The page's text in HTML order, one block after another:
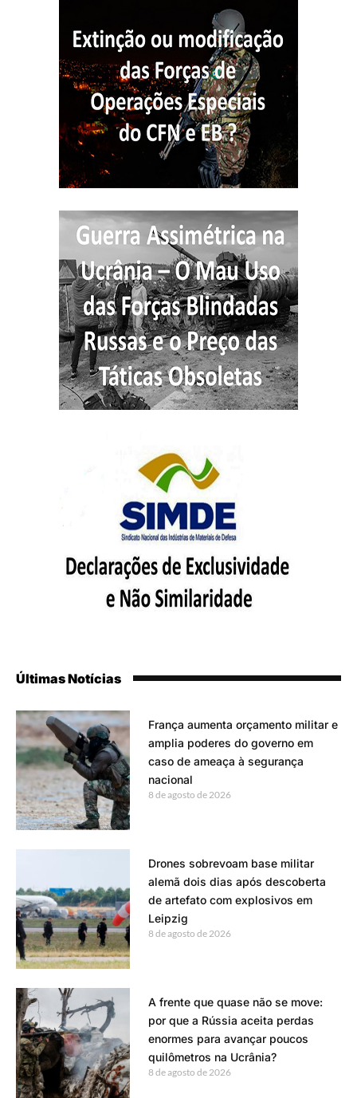
Últimas Notícias
França aumenta orçamento militar e
amplia poderes do governo em
caso de ameaça à segurança
nacional
8 de agosto de 2026
Drones sobrevoam base militar
alemã dois dias após descoberta
de artefato com explosivos em
Leipzig
8 de agosto de 2026
A frente que quase não se move:
por que a Rússia aceita perdas
enormes para avançar poucos
quilômetros na Ucrânia?
8 de agosto de 2026